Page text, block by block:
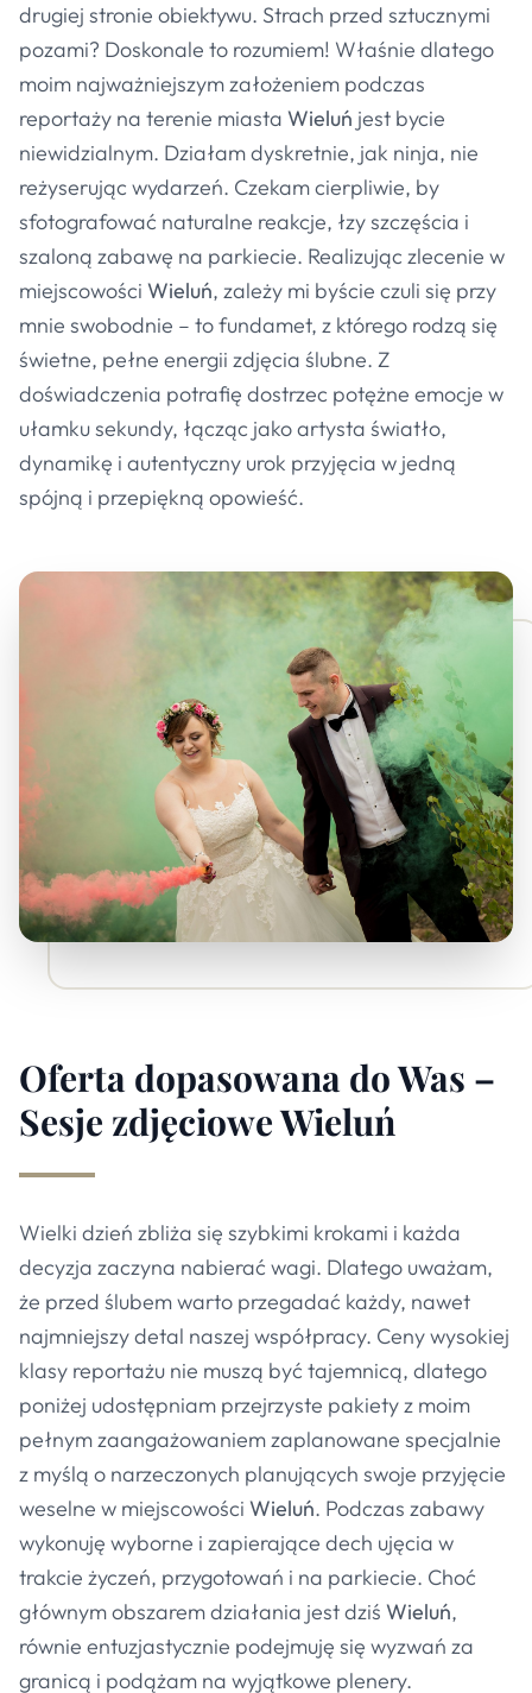
drugiej stronie obiektywu. Strach przed sztucznymi
pozami? Doskonale to rozumiem! Właśnie dlatego
moim najważniejszym założeniem podczas
reportaży na terenie miasta Wieluń jest bycie
niewidzialnym. Działam dyskretnie, jak ninja, nie
reżyserując wydarzeń. Czekam cierpliwie, by
sfotografować naturalne reakcje, łzy szczęścia i
szaloną zabawę na parkiecie. Realizując zlecenie w
miejscowości Wieluń, zależy mi byście czuli się przy
mnie swobodnie – to fundamet, z którego rodzą się
świetne, pełne energii zdjęcia ślubne. Z
doświadczenia potrafię dostrzec potężne emocje w
ułamku sekundy, łącząc jako artysta światło,
dynamikę i autentyczny urok przyjęcia w jedną
spójną i przepiękną opowieść.
Oferta dopasowana do Was –
Sesje zdjęciowe Wieluń
Wielki dzień zbliża się szybkimi krokami i każda
decyzja zaczyna nabierać wagi. Dlatego uważam,
że przed ślubem warto przegadać każdy, nawet
najmniejszy detal naszej współpracy. Ceny wysokiej
klasy reportażu nie muszą być tajemnicą, dlatego
poniżej udostępniam przejrzyste pakiety z moim
pełnym zaangażowaniem zaplanowane specjalnie
z myślą o narzeczonych planujących swoje przyjęcie
weselne w miejscowości Wieluń. Podczas zabawy
wykonuję wyborne i zapierające dech ujęcia w
trakcie życzeń, przygotowań i na parkiecie. Choć
głównym obszarem działania jest dziś Wieluń,
równie entuzjastycznie podejmuję się wyzwań za
granicą i podążam na wyjątkowe plenery.